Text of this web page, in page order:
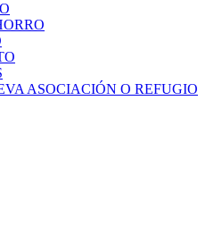
ASOCIACIÓN O REFUGIO